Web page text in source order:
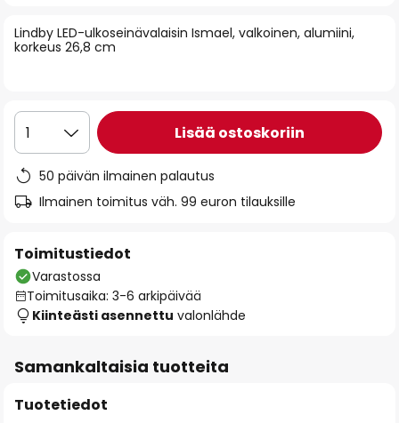
the
images
Lindby LED-ulkoseinävalaisin Ismael, valkoinen, alumiini,
korkeus 26,8 cm
1 Lisää ostoskoriin
50 päivän ilmainen palautus
Ilmainen toimitus väh. 99 euron tilauksille
Toimitustiedot
Varastossa
Toimitusaika: 3-6 arkipäivää
Kiinteästi asennettu valonlähde
Samankaltaisia tuotteita
Tuotetiedot